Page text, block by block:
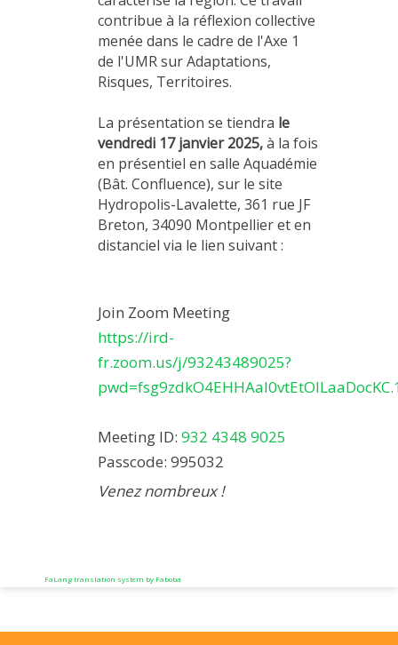
contribue à la réflexion collective
menée dans le cadre de l'Axe 1
de l'UMR sur Adaptations,
Risques, Territoires.
La présentation se tiendra le
vendredi 17 janvier 2025,à la fois
en présentiel en salle Aquadémie
(Bât. Confluence), sur le site
Hydropolis-Lavalette, 361 rue JF
Breton, 34090 Montpellier et en
distanciel via le lien suivant :
Join Zoom Meeting
https://ird-
fr.zoom.us/j/93243489025?
Meeting ID: 932 4348 9025
Passcode: 995032
Venez nombreux !
FaLang translation system by Faboba
Previous
Previous
NextNext